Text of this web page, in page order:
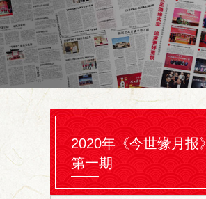
2020年《今世缘月报》
第一期